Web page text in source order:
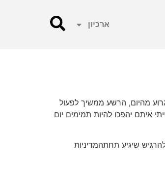
ארכיון
מהיום, הרשע ממשיך לפעול
איתם יהפכו להיות תמימים יום
שיגיע תחתהמדיניות